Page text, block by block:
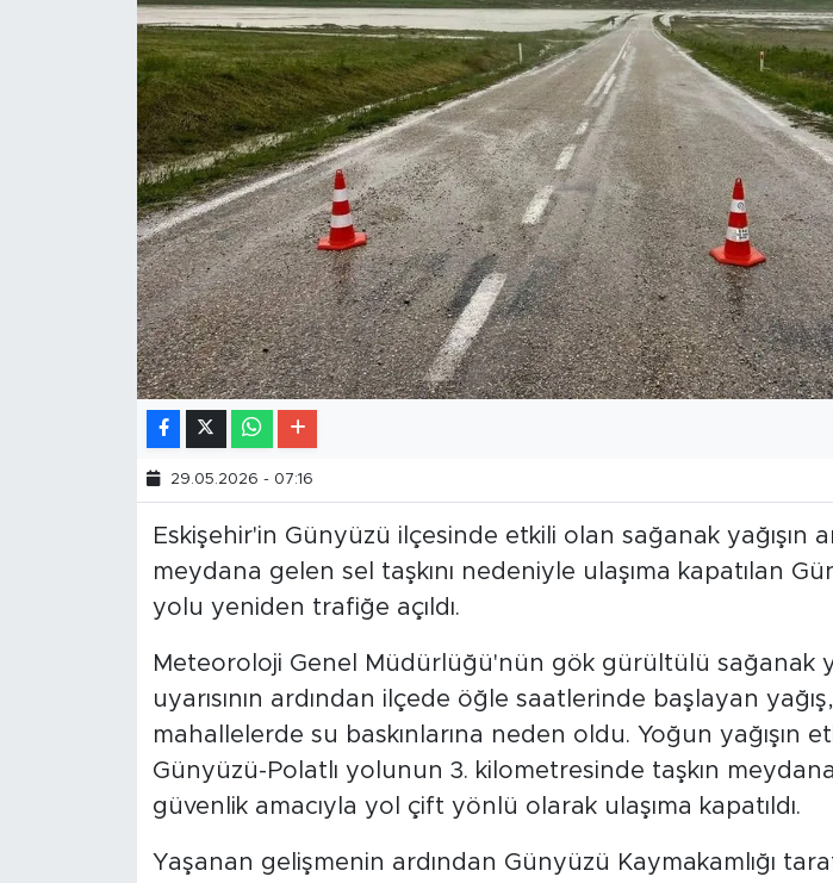
29.05.2026 - 07:16
Eskişehir'in Günyüzü ilçesinde etkili olan sağanak yağışın
meydana gelen sel taşkını nedeniyle ulaşıma kapatılan
yolu yeniden trafiğe açıldı.
Meteoroloji Genel Müdürlüğü'nün gök gürültülü sağanak
uyarısının ardından ilçede öğle saatlerinde başlayan yağış,
mahallelerde su baskınlarına neden oldu. Yoğun yağışın
Günyüzü-Polatlı yolunun 3. kilometresinde taşkın
güvenlik amacıyla yol çift yönlü olarak ulaşıma kapatıldı.
Yaşanan gelişmenin ardından Günyüzü Kaymakamlığı